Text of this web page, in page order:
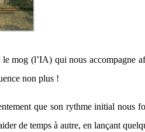
mog (l’IA) qui nous accompagne
non plus !
que son rythme initial nous
de temps à autre, en lançant